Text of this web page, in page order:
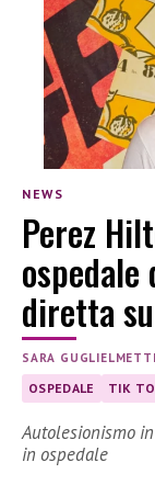
NEWS
Perez
diretta
SARA GUGLIELMETTI
OSPEDALE TIK
Autolesionismo
in ospedale